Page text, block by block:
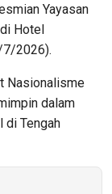
Yayasan
Hotel
7/2026).
Nasionalisme
dalam
di Tengah